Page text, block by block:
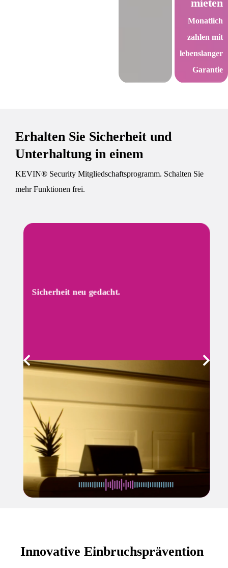
mieten
Monatlich
zahlen mit
lebenslanger
Garantie
Erhalten Sie Sicherheit und
Unterhaltung in einem
KEVIN® Security Mitgliedschaftsprogramm. Schalten Sie
mehr Funktionen frei.
Sicherheit neu gedacht.
KEVIN® aktiv sein, während des Tages und solange
Sie nachts möchten. Ihr Zuhause und Ihre Gebäude
bleiben lebendig, auch wenn Sie weit weg sind.
MEHR ERFAHREN
Innovative Einbruchsprävention